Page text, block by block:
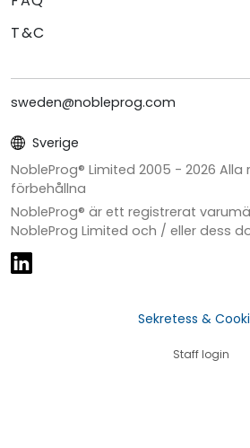
T&C
sweden@nobleprog.com
Sverige
NobleProg® Limited 2005 - 2026 Alla
förbehållna
NobleProg® är ett registrerat
NobleProg Limited och / eller dess
Sekretess &
Staff login